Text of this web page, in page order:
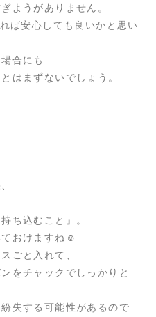
ようがありません。
ば安心しても良いかと思い
合にも
はまずないでしょう。
ち込むこと』。
ておけますね☺️
ごと入れて、
をチャックでしっかりと
失する可能性があるので